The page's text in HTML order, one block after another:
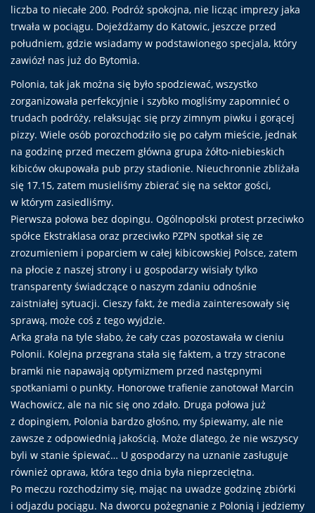
liczba to niecałe 200. Podróż spokojna, nie licząc imprezy jaka
trwała w pociągu. Dojeżdżamy do Katowic, jeszcze przed
południem, gdzie wsiadamy w podstawionego specjala, który
zawiózł nas już do Bytomia.
Polonia, tak jak można się było spodziewać, wszystko
zorganizowała perfekcyjnie i szybko mogliśmy zapomnieć o
trudach podróży, relaksując się przy zimnym piwku i gorącej
pizzy. Wiele osób porozchodziło się po całym mieście, jednak
na godzinę przed meczem główna grupa żółto-niebieskich
kibiców okupowała pub przy stadionie. Nieuchronnie zbliżała
się 17.15, zatem musieliśmy zbierać się na sektor gości,
w którym zasiedliśmy.
Pierwsza połowa bez dopingu. Ogólnopolski protest przeciwko
spółce Ekstraklasa oraz przeciwko PZPN spotkał się ze
zrozumieniem i poparciem w całej kibicowskiej Polsce, zatem
na płocie z naszej strony i u gospodarzy wisiały tylko
transparenty świadczące o naszym zdaniu odnośnie
zaistniałej sytuacji. Cieszy fakt, że media zainteresowały się
sprawą, może coś z tego wyjdzie.
Arka grała na tyle słabo, że cały czas pozostawała w cieniu
Polonii. Kolejna przegrana stała się faktem, a trzy stracone
bramki nie napawają optymizmem przed następnymi
spotkaniami o punkty. Honorowe trafienie zanotował Marcin
Wachowicz, ale na nic się ono zdało. Druga połowa już
z dopingiem, Polonia bardzo głośno, my śpiewamy, ale nie
zawsze z odpowiednią jakością. Może dlatego, że nie wszyscy
byli w stanie śpiewać… U gospodarzy na uznanie zasługuje
również oprawa, która tego dnia była nieprzeciętna.
Po meczu rozchodzimy się, mając na uwadze godzinę zbiórki
i odjazdu pociągu. Na dworcu pożegnanie z Polonią i jedziemy